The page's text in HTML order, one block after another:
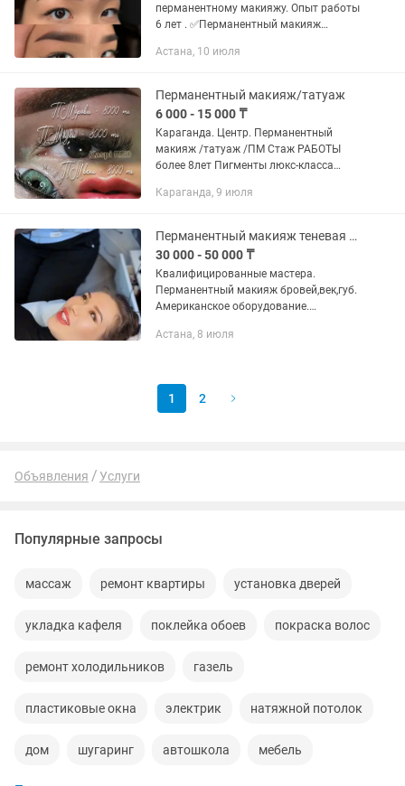
перманентному макияжу. Опыт работы
6 лет . ✅Перманентный макияж
( Пудровое напыление) Аппаратные
Астана, 10 июля
Перманентный макияж/татуаж
6 000 - 15 000 ₸
Караганда. Центр. Перманентный
макияж /татуаж /ПМ Стаж РАБОТЫ
более 8лет Пигменты люкс-класса
вскрываются при вас Брови:пудровое
градиент-...
Караганда, 9 июля
Перманентный макияж теневая растушёвка
30 000 - 50 000 ₸
Квалифицированные мастера.
Перманентный макияж бровей,век,губ.
Американское оборудование.
Прием в салоне люкс сегмента. (Район
Астана, 8 июля
1 2
Объявления Услуги
Популярные запросы
массаж ремонт квартиры установка дверей
укладка кафеля поклейка обоев покраска волос
ремонт холодильников газель
пластиковые окна электрик натяжной потолок
дом шугаринг автошкола мебель